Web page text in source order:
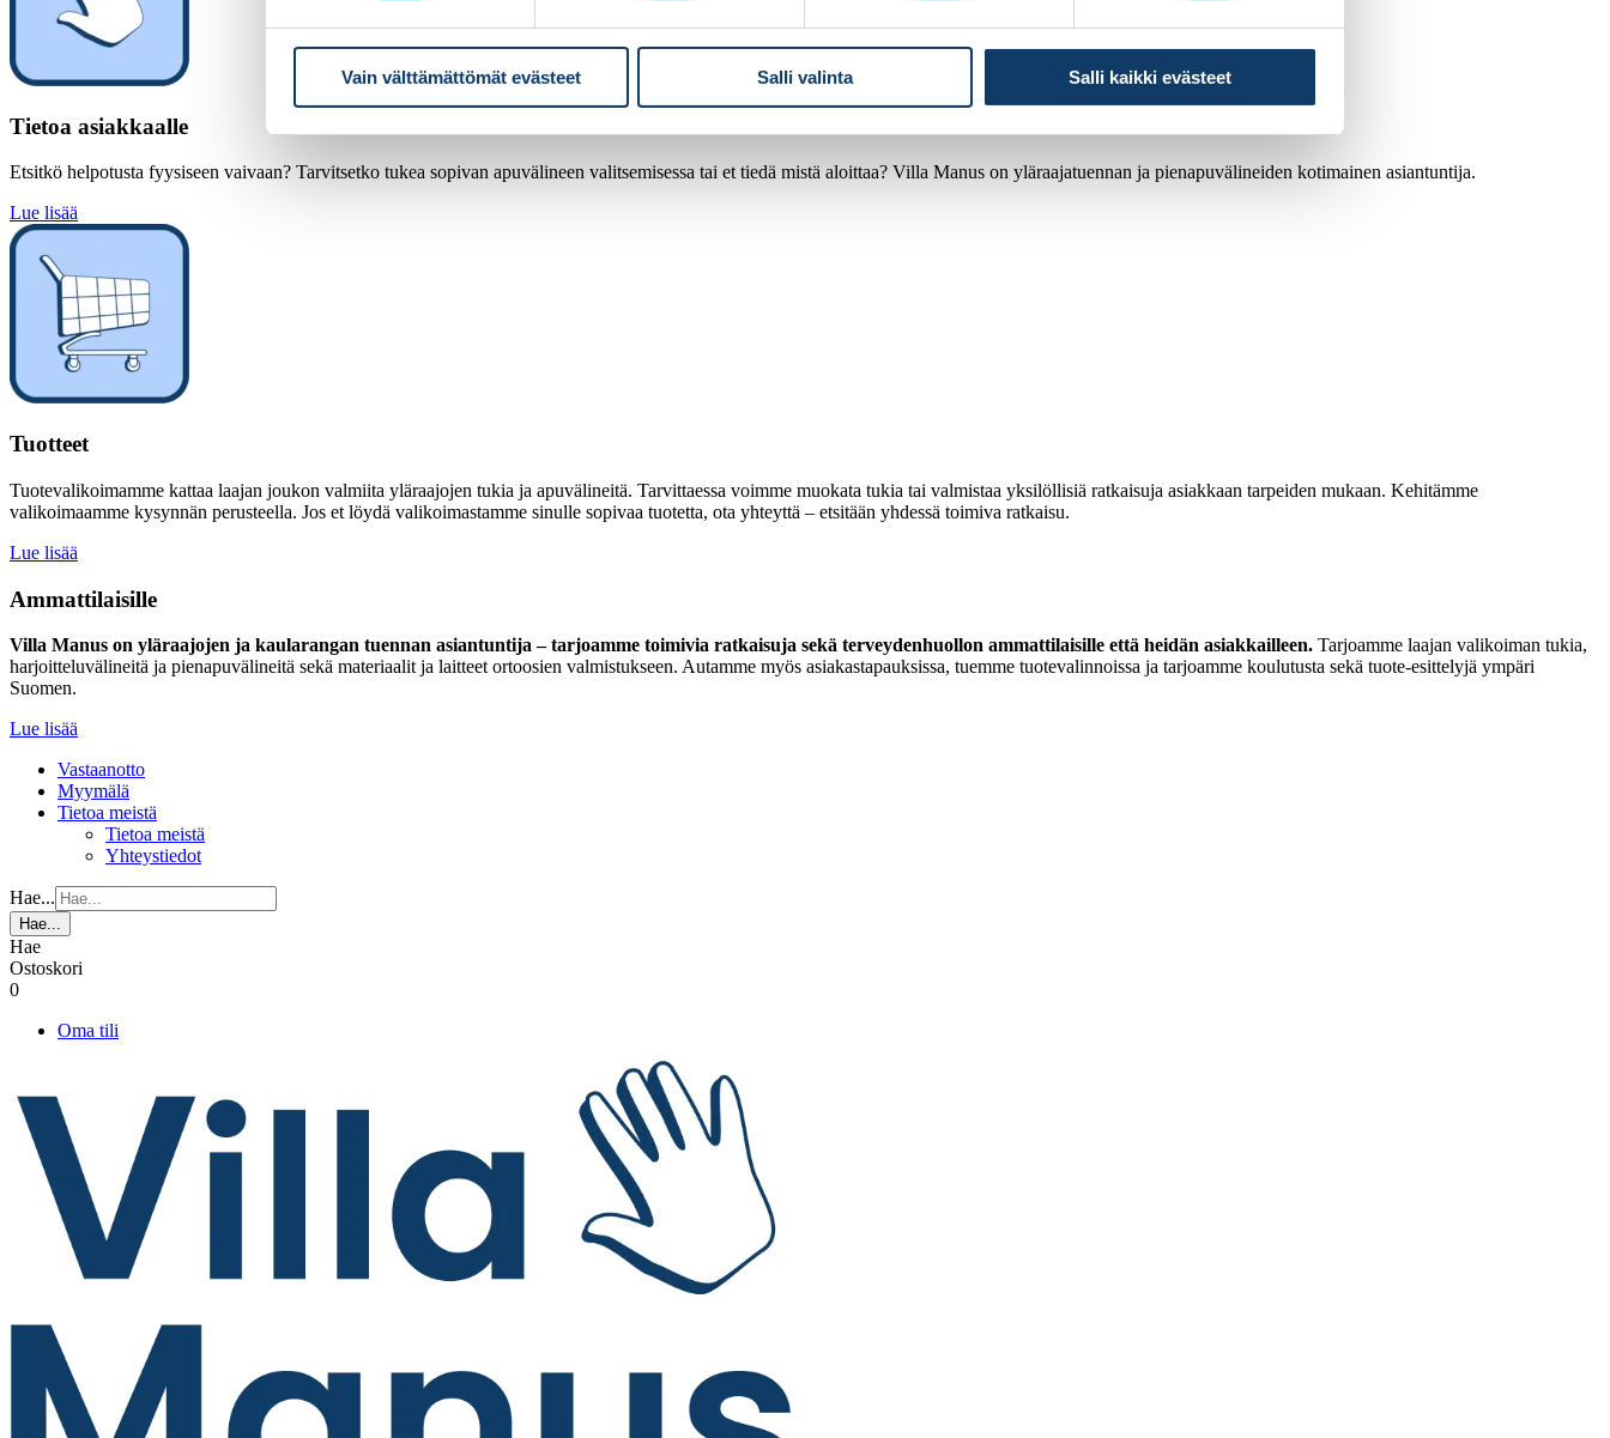
Vain välttämättömät evästeet Salli valinta Salli kaikki evästeet
Tietoa asiakkaalle
Etsitkö helpotusta fyysiseen vaivaan? Tarvitsetko tukea sopivan apuvälineen valitsemisessa tai et tiedä mistä aloittaa? Villa Manus on yläraajatuennan ja pienapuvälineiden kotimainen asiantuntija.
Lue lisää
Tuotteet
Tuotevalikoimamme kattaa laajan joukon valmiita yläraajojen tukia ja apuvälineitä. Tarvittaessa voimme muokata tukia tai valmistaa yksilöllisiä ratkaisuja asiakkaan tarpeiden mukaan. Kehitämme
valikoimaamme kysynnän perusteella. Jos et löydä valikoimastamme sinulle sopivaa tuotetta, ota yhteyttä – etsitään yhdessä toimiva ratkaisu.
Lue lisää
Ammattilaisille
Villa Manus on yläraajojen ja kaularangan tuennan asiantuntija – tarjoamme toimivia ratkaisuja sekä terveydenhuollon ammattilaisille että heidän asiakkailleen. Tarjoamme laajan valikoiman tukia,
harjoitteluvälineitä ja pienapuvälineitä sekä materiaalit ja laitteet ortoosien valmistukseen. Autamme myös asiakastapauksissa, tuemme tuotevalinnoissa ja tarjoamme koulutusta sekä tuote-esittelyjä ympäri
Suomen.
Lue lisää
Vastaanotto
Myymälä
Tietoa meistä
Tietoa meistä
Yhteystiedot
Hae...
Hae...
Hae
Ostoskori
0
Oma tili